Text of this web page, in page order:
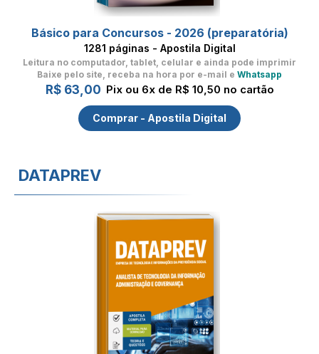
Básico para Concursos - 2026 (preparatória)
1281 páginas - Apostila Digital
Leitura no computador, tablet, celular e ainda pode imprimir
Baixe pelo site, receba na hora por e-mail e Whatsapp
R$ 63,00 Pix ou 6x de R$ 10,50 no cartão
Comprar - Apostila Digital
DATAPREV